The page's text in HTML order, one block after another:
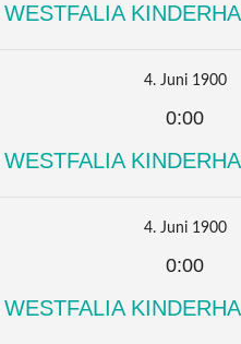
WESTFALIA
4. Juni 1900
0:00
WESTFALIA
4. Juni 1900
0:00
WESTFALIA